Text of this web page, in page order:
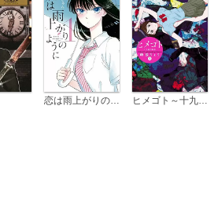
ヒメゴト～十九歳の制服～